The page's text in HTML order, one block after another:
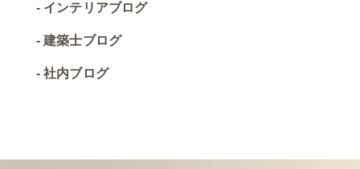
インテリアブログ
建築士ブログ
社内ブログ